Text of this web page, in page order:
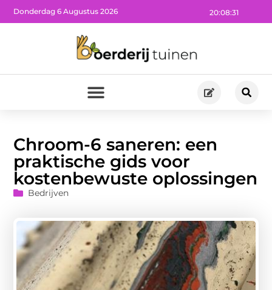
20:08:33
Donderdag 6 Augustus 2026
Chroom-6 saneren: een
praktische gids voor
kostenbewuste oplossingen
Bedrijven